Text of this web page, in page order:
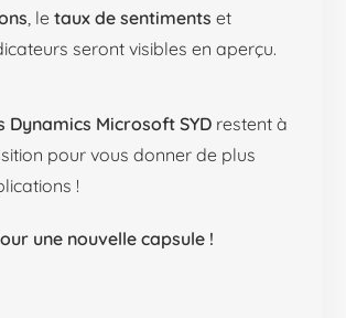
, le taux de sentiments et
seront visibles en aperçu.
Dynamics Microsoft SYD restent à
pour vous donner de plus
!
une nouvelle capsule !